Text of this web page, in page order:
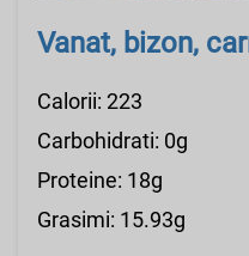
Vanat, bizon,
Calorii: 223
Carbohidrati: 0g
Proteine: 18g
Grasimi: 15.93g